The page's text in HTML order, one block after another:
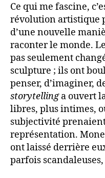
Ce qui me fascine,
révolution artistique
d’une nouvelle
raconter le monde.
pas seulement
sculpture ; ils ont
penser, d’imaginer,
storytellinga ouvert
libres, plus intimes,
subjectivité
représentation.
ont laissé derrière
parfois